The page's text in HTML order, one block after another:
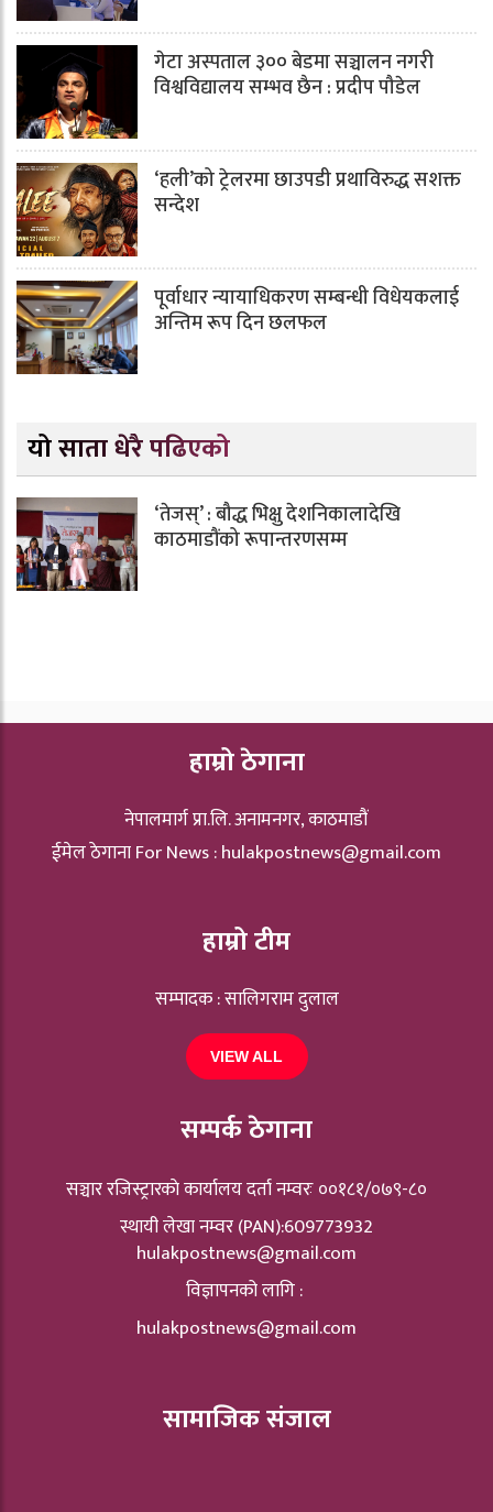
गेटा अस्पताल ३०० बेडमा सञ्चालन नगरी
विश्वविद्यालय सम्भव छैन : प्रदीप पौडेल
‘हली’को ट्रेलरमा छाउपडी प्रथाविरुद्ध सशक्त
सन्देश
पूर्वाधार न्यायाधिकरण सम्बन्धी विधेयकलाई
अन्तिम रूप दिन छलफल
यो साता धेरै पढिएको
‘तेजस्’ : बौद्ध भिक्षु देशनिकालादेखि
काठमाडौंको रूपान्तरणसम्म
हाम्रो ठेगाना
नेपालमार्ग प्रा.लि. अनामनगर, काठमाडौं
ईमेल ठेगाना For News :hulakpostnews@gmail.com
हाम्रो टीम
सम्पादक : सालिगराम दुलाल
VIEW ALL
सम्पर्क ठेगाना
सञ्चार रजिस्ट्रारकाे कार्यालय दर्ता नम्वरः ००१८१/०७९-८०
स्थायी लेखा नम्वर (PAN):609773932
hulakpostnews@gmail.com
विज्ञापनको लागि :
hulakpostnews@gmail.com
सामाजिक संजाल